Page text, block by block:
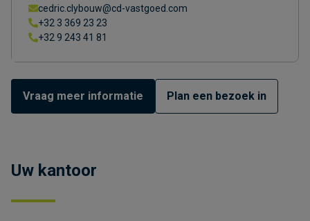
cedric.clybouw@cd-vastgoed.com
+32 3 369 23 23
+32 9 243 41 81
Vraag meer informatie Plan een bezoek in
Uw kantoor